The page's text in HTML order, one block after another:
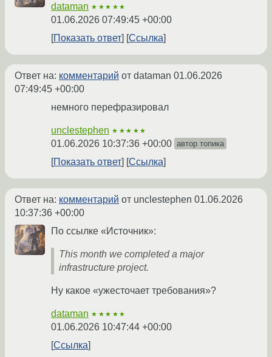
dataman ★★★★★
01.06.2026 07:49:45 +00:00
Показать ответ
Ссылка
Ответ на: комментарий от dataman 01.06.2026
07:49:45 +00:00
немного перефразировал
unclestephen ★★★★★
01.06.2026 10:37:36 +00:00 автор топика
Показать ответ Ссылка
Ответ на: комментарий от unclestephen 01.06.2026
10:37:36 +00:00
По ссылке «Источник»:
This month we completed a major
infrastructure project.
Ну какое «ужесточает требования»?
dataman ★★★★★
01.06.2026 10:47:44 +00:00
Ссылка